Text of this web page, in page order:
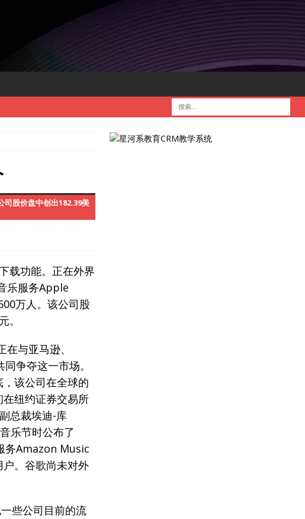
司股价盘中创出182.39美
载功能。正在外界
乐服务Apple
万人。该公司股
。
与亚马逊、
争夺这一市场。
该公司在全球的
纽约证券交易所
总裁埃迪-库
乐节时公布了
务Amazon Music
。谷歌尚未对外
些公司目前的流